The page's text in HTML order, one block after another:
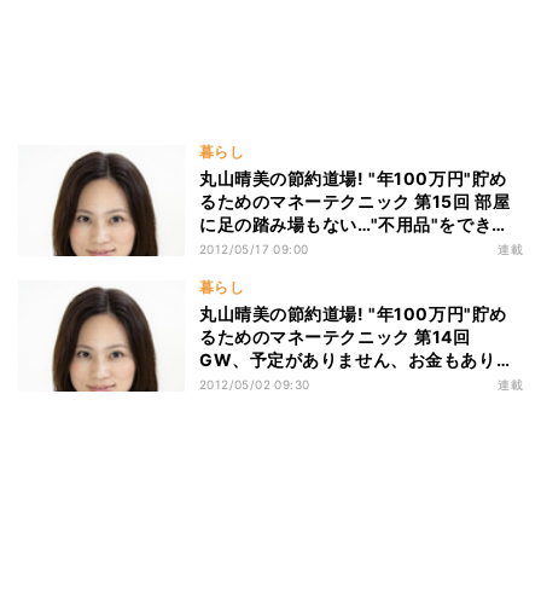
暮らし
丸山晴美の節約道場! "年100万円"貯め
るためのマネーテクニック 第15回 部屋
に足の踏み場もない…"不用品"をできる
だけお金をかけずに処分するには?
2012/05/17 09:00 連載
暮らし
丸山晴美の節約道場! "年100万円"貯め
るためのマネーテクニック 第14回
GW、予定がありません、お金もありま
せん、出かけたくありません
2012/05/02 09:30 連載